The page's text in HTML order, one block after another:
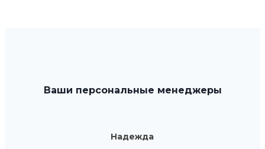
Ваши персональные менеджеры
Надежда